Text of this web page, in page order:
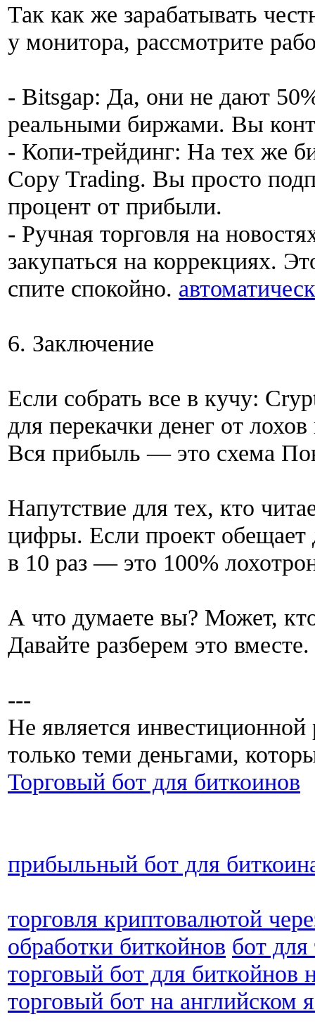
Так как же зарабатывать
у монитора, рассмотрите
- Bitsgap: Да, они не дают
реальными биржами. Вы
- Копи-трейдинг: На тех же
Copy Trading. Вы просто
процент от прибыли.
- Ручная торговля на
закупаться на коррекциях.
спите спокойно.
6. Заключение
Если собрать все в кучу:
для перекачки денег от
Вся прибыль — это схема
Напутствие для тех, кто
цифры. Если проект обещает
в 10 раз — это 100%
А что думаете вы? Может,
Давайте разберем это вместе.
---
Не является
только теми деньгами,
Торговый бот для биткоинов
прибыльный бот для
торговля криптовалютой
обработки биткойнов бот
торговый бот для биткойнов
торговый бот на английском